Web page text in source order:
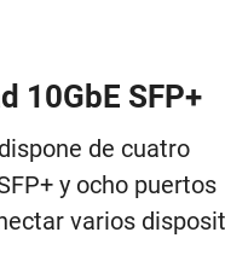
10GbE SFP+
de cuatro
y ocho puertos
varios